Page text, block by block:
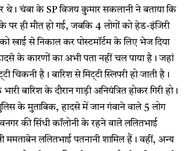
थे। चंबा के SP विजय कुमार सकलानी ने बताया कि
पर ही मौत हो गई, जबकि 4 लोगों को हेड-इंजिरी
खाई से निकाल कर पोस्टमॉर्टम के लिए भेज दिया
के कारणों का अभी पता नहीं चल पाया है। जहां
चिकनी है। बारिश से मिट्‌टी स्लिपरी हो जाती है।
बारिश के दौरान गाड़ी अनियंत्रित होकर गिरी हो।
के मुताबिक, हादसे में जान गंवाने वाले 5 लोग
की सिंधी कॉलोनी के रहने वाले ललितभाई
ममताबेन ललितभाई पतनानी शामिल हैं। वहीं, अन्य